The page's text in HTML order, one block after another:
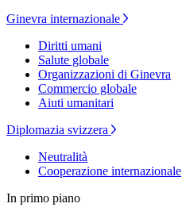
Ginevra internazionale
Diritti umani
Salute globale
Organizzazioni di Ginevra
Commercio globale
Aiuti umanitari
Diplomazia svizzera
Neutralità
Cooperazione internazionale
In primo piano